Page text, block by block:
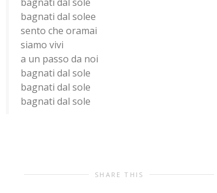
bagnati dal solee
sento che oramai
siamo vivi
a un passo da noi
bagnati dal sole
bagnati dal sole
bagnati dal sole
SHARE THIS